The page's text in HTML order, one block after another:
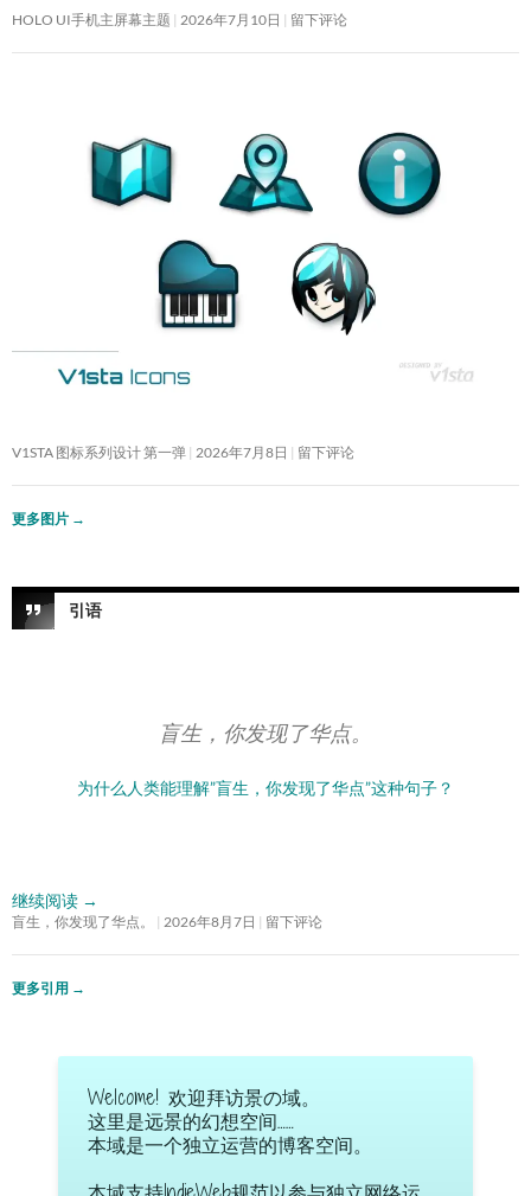
HOLO UI手机主屏幕主题 2026年7月10日 留下评论
V1STA 图标系列设计 第一弹 2026年7月8日 留下评论
更多图片 →
引语
盲生，你发现了华点。
为什么人类能理解”盲生，你发现了华点”这种句子？
继续阅读 →
盲生，你发现了华点。 2026年8月7日 留下评论
更多引用 →
Welcome! 欢迎拜访景の域。
这里是远景的幻想空间……
本域是一个独立运营的博客空间。